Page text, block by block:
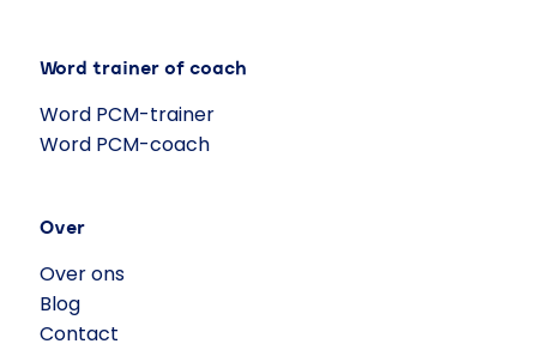
Word trainer of coach
Word PCM-trainer
Word PCM-coach
Over
Over ons
Blog
Contact